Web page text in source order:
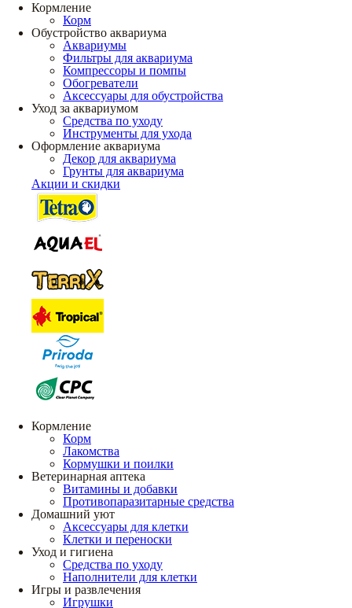
Кормление
Корм
Обустройство аквариума
Аквариумы
Фильтры для аквариума
Компрессоры и помпы
Обогреватели
Аксессуары для обустройства
Уход за аквариумом
Средства по уходу
Инструменты для ухода
Оформление аквариума
Декор для аквариума
Грунты для аквариума
Акции и скидки
Кормление
Корм
Лакомства
Кормушки и поилки
Ветеринарная аптека
Витамины и добавки
Противопаразитарные средства
Домашний уют
Аксессуары для клетки
Клетки и переноски
Уход и гигиена
Средства по уходу
Наполнители для клетки
Игры и развлечения
Игрушки